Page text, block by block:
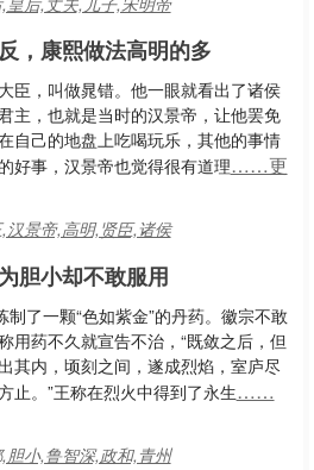
，康熙做法高明的多
臣，叫做晁错。他一眼就看出了诸侯
主，也就是当时的汉景帝，让他罢免
自己的地盘上吃喝玩乐，其他的事情
好事，汉景帝也觉得很有道理……更
汉景帝,高明,贤臣,诸侯
胆小却不敢服用
了一颗“色如紫金”的丹药。徽宗不敢
用药不久就宣告不治，“既敛之后，但
其内，顷刻之间，遂成烈焰，室庐尽
止。”王称在烈火中得到了永生……
胆小,鲁智深,政和,青州